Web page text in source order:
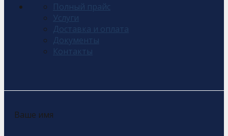
Полный прайс
Услуги
Доставка и оплата
Документы
Контакты
Ваше имя